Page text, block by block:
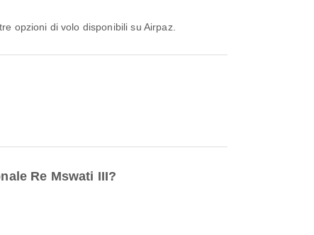
opzioni di volo disponibili su Airpaz.
Re Mswati III?